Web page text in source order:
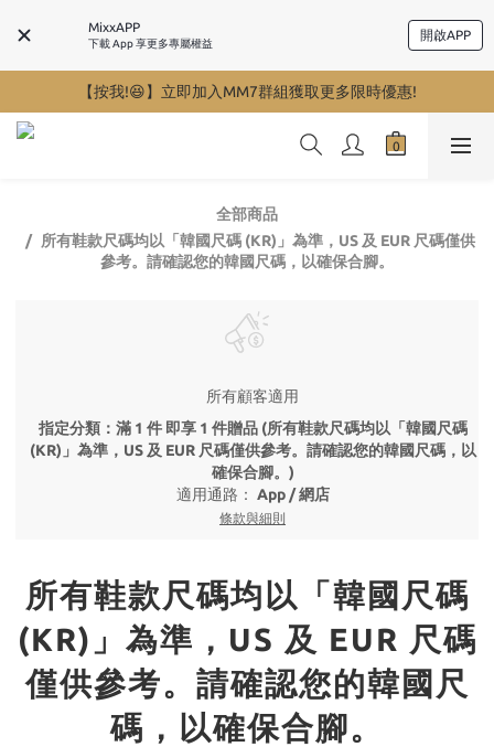
MixxAPP
下載 App 享更多專屬權益
開啟APP
【按我!😆】立即加入MM7群組獲取更多限時優惠!
全部商品
所有鞋款尺碼均以「韓國尺碼 (KR)」為準，US 及 EUR 尺碼僅供
參考。請確認您的韓國尺碼，以確保合腳。
所有顧客適用
指定分類：滿 1 件 即享 1 件贈品 (所有鞋款尺碼均以「韓國尺碼
(KR)」為準，US 及 EUR 尺碼僅供參考。請確認您的韓國尺碼，以
確保合腳。)
適用通路： App / 網店
條款與細則
所有鞋款尺碼均以「韓國尺碼
(KR)」為準，US 及 EUR 尺碼
僅供參考。請確認您的韓國尺
碼，以確保合腳。